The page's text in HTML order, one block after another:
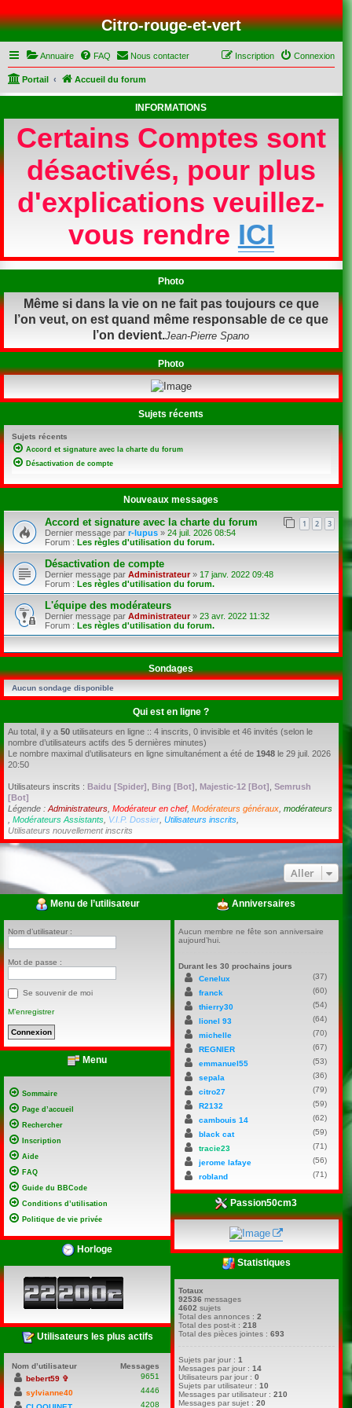
Citro-rouge-et-vert
Annuaire FAQ Nous contacter Connexion
Inscription
Portail Accueil du forum
INFORMATIONS
Certains Comptes sont
désactivés, pour plus
d'explications veuillez-
vous rendre ICI
Photo
Même si dans la vie on ne fait pas toujours ce que
l’on veut, on est quand même responsable de ce que
l’on devient.Jean-Pierre Spano
Photo
Sujets récents
Sujets récents
Accord et signature avec la charte du forum
Désactivation de compte
Nouveaux messages
Accord et signature avec la charte du forum 1 2 3
Dernier message par r-lupus » 24 juil. 2026 08:54
Forum : Les règles d'utilisation du forum.
Désactivation de compte
Dernier message par Administrateur» 17 janv. 2022 09:48
Forum : Les règles d'utilisation du forum.
L'équipe des modérateurs
Dernier message par Administrateur» 23 avr. 2022 11:32
Forum : Les règles d'utilisation du forum.
Sondages
Aucun sondage disponible
Qui est en ligne ?
Au total, il y a 50 utilisateurs en ligne :: 4 inscrits, 0 invisible et 46 invités (selon le
nombre d’utilisateurs actifs des 5 dernières minutes)
Le nombre maximal d’utilisateurs en ligne simultanément a été de 1948 le 29 juil. 2026
20:50
Utilisateurs inscrits : Baidu [Spider] Bing [Bot] Majestic-12 [Bot] Semrush
[Bot]
Légende : Administrateurs Modérateur en chef, Modérateurs généraux modérateurs
Modérateurs Assistants V.I.P. Dossier Utilisateurs inscrits
Utilisateurs nouvellement inscrits
Aller
Menu de l’utilisateur
Nom d’utilisateur :
Mot de passe :
Se souvenir de moi
M’enregistrer
Menu
Sommaire
Page d’accueil
Rechercher
Inscription
Aide
FAQ
Guide du BBCode
Conditions d’utilisation
Politique de vie privée
Horloge
Utilisateurs les plus actifs
Nom d’utilisateur
Messages
bebert59 ✞
9651
sylvianne40
4446
4208
Anniversaires
Aucun membre ne fête son anniversaire
aujourd’hui.
Durant les 30 prochains jours
Cenelux
(37)
franck
(60)
thierry30
(54)
lionel 93
(64)
michelle
(70)
REGNIER
(67)
emmanuel55
(53)
sepala
(36)
citro27
(79)
R2132
(59)
cambouis 14
(62)
black cat
(59)
tracie23
(71)
jerome lafaye
(56)
robland
(71)
Passion50cm3
Statistiques
Totaux
92536 messages
4602 sujets
Total des annonces :2
Total des post-it :218
Total des pièces jointes :693
Sujets par jour :1
Messages par jour :14
Utilisateurs par jour :0
Sujets par utilisateur :10
Messages par utilisateur :210
Messages par sujet :20